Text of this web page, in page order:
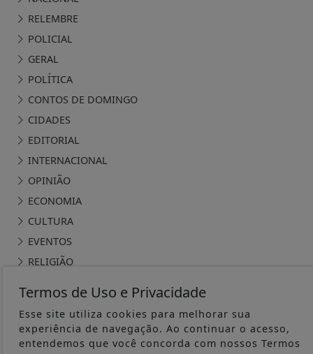
RELEMBRE
POLICIAL
GERAL
POLÍTICA
CONTOS DE DOMINGO
CIDADES
EDITORIAL
INTERNACIONAL
OPINIÃO
ECONOMIA
CULTURA
EVENTOS
RELIGIÃO
ESPORTE
CÂMARA DOS DEPUTADOS
Termos de Uso e Privacidade
Esse site utiliza cookies para melhorar sua
experiência de navegação. Ao continuar o acesso,
entendemos que você concorda com nossos Termos